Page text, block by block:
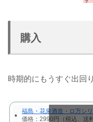
購入
時期的にもうすぐ出回
福島・花泉酒造・ロ万
価格：2990円（税込、送